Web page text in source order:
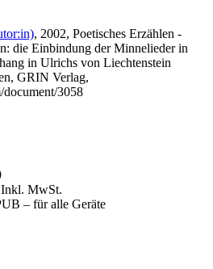
, 2002, Poetisches Erzählen -
die Einbindung der Minnelieder in
in Ulrichs von Liechtenstein
GRIN Verlag,
3058
Inkl. MwSt.
– für alle Geräte